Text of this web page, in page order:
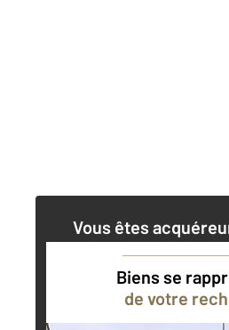
Vous êtes
Contacter
Biens se
de votre